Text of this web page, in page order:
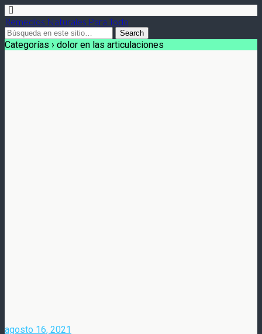
Remedios Naturales Para Todo
Categorías › dolor en las articulaciones
agosto 16, 2021